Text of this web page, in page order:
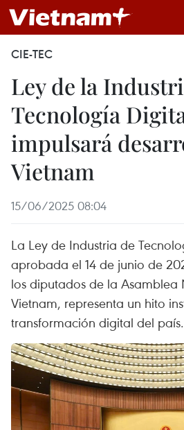
CIE-TEC
Ley de la
Tecnología
impulsará
Vietnam
15/06/2025 08:04
La Ley de Industria de
aprobada el 14 de junio de
los diputados de la Asamblea
Vietnam, representa un hito
transformación digital del país.